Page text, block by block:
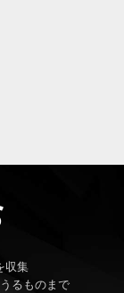
収集
るものまで